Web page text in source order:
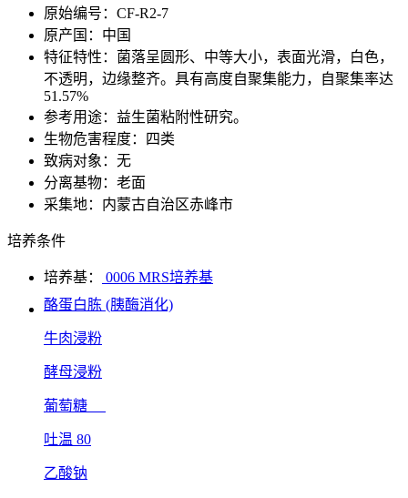
原始编号：CF-R2-7
原产国：中国
特征特性：菌落呈圆形、中等大小，表面光滑，白色，
不透明，边缘整齐。具有高度自聚集能力，自聚集率达
51.57%
参考用途：益生菌粘附性研究。
生物危害程度：四类
致病对象：无
分离基物：老面
采集地：内蒙古自治区赤峰市
培养条件
培养基：
0006 MRS培养基
酪蛋白胨 (胰酶消化)
牛肉浸粉
酵母浸粉
葡萄糖
吐温 80
乙酸钠